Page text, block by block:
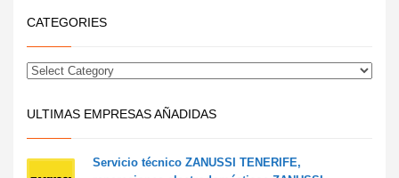
CATEGORIES
ULTIMAS EMPRESAS AÑADIDAS
Servicio técnico ZANUSSI TENERIFE,